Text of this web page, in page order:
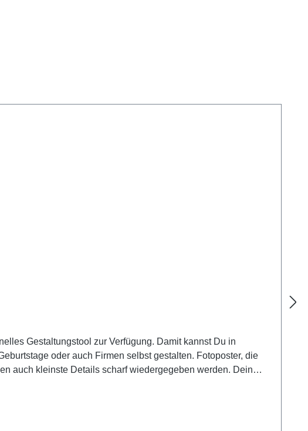
Gestaltungstool zur Verfügung. Damit kannst Du in
oder auch Firmen selbst gestalten. Fotoposter, die
auch kleinste Details scharf wiedergegeben werden. Dein